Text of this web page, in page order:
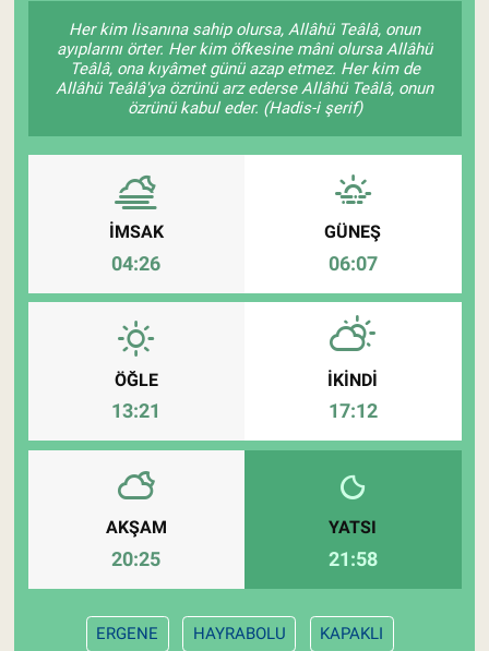
Her kim lisanına sahip olursa, Allâhü Teâlâ, onun
ayıplarını örter. Her kim öfkesine mâni olursa Allâhü
Teâlâ, ona kıyâmet günü azap etmez. Her kim de
Allâhü Teâlâ'ya özrünü arz ederse Allâhü Teâlâ, onun
özrünü kabul eder. (Hadis-i şerif)
İMSAK
04:26
GÜNEŞ
06:07
ÖĞLE
13:21
İKINDI
17:12
AKŞAM
20:25
YATSI
21:58
ERGENE HAYRABOLU KAPAKLI
Pankobirlik
Et fiyatları
Tarım Bilgisi
Yetiştirici Soruyor
Dünyada Tarım
Üretici Birlikleri
Şeker ve Şekerli Mamüller
Tohum